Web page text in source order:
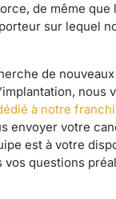
de même que
sur lequel
de
nous
à notre
envoyer votre
est à votre
vos questions